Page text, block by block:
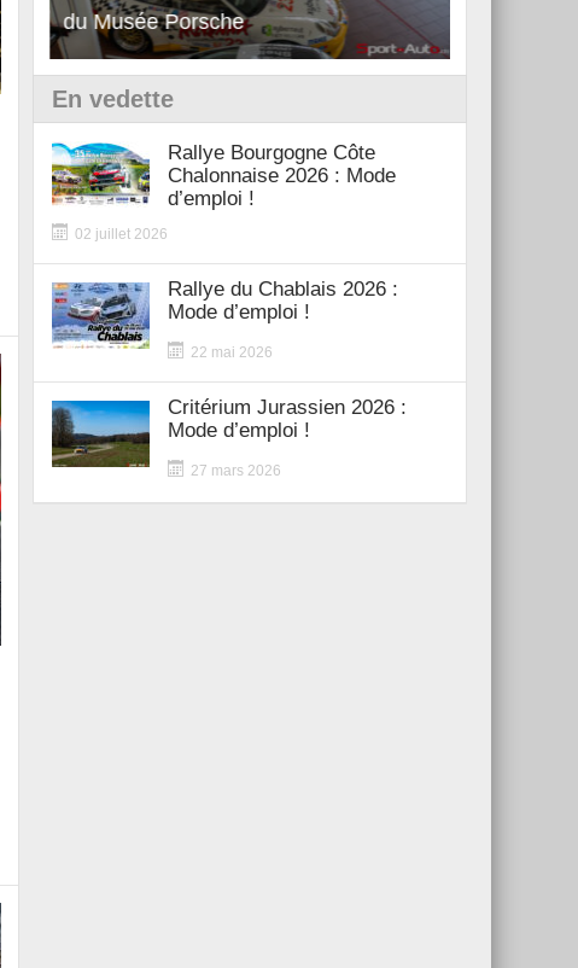
du Musée Porsche
12Cilindri Manuale
En vedette
Rallye Bourgogne Côte
Chalonnaise 2026 : Mode
d’emploi !
02 juillet 2026
Rallye du Chablais 2026 :
Mode d’emploi !
22 mai 2026
Critérium Jurassien 2026 :
Mode d’emploi !
27 mars 2026